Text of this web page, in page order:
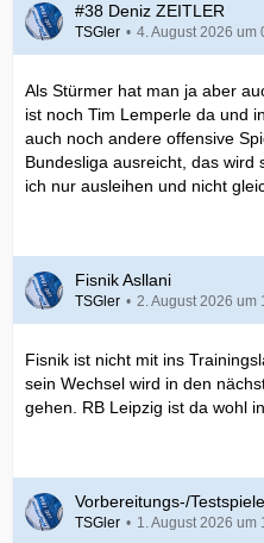
#38 Deniz ZEITLER
TSGler 4. August 2026 um
Als Stürmer hat man ja aber
ist noch Tim Lemperle da und
auch noch andere offensive
Bundesliga ausreicht, das
ich nur ausleihen und nicht
Fisnik Asllani
TSGler 2. August 2026 um
Fisnik ist nicht mit ins
sein Wechsel wird in den
gehen. RB Leipzig ist da wohl
Vorbereitungs-/Testspiele
TSGler 1. August 2026 um